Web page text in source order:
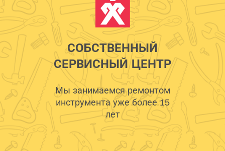
СОБСТВЕННЫЙ
СЕРВИСНЫЙ ЦЕНТР
Мы занимаемся ремонтом
инструмента уже более 15
лет